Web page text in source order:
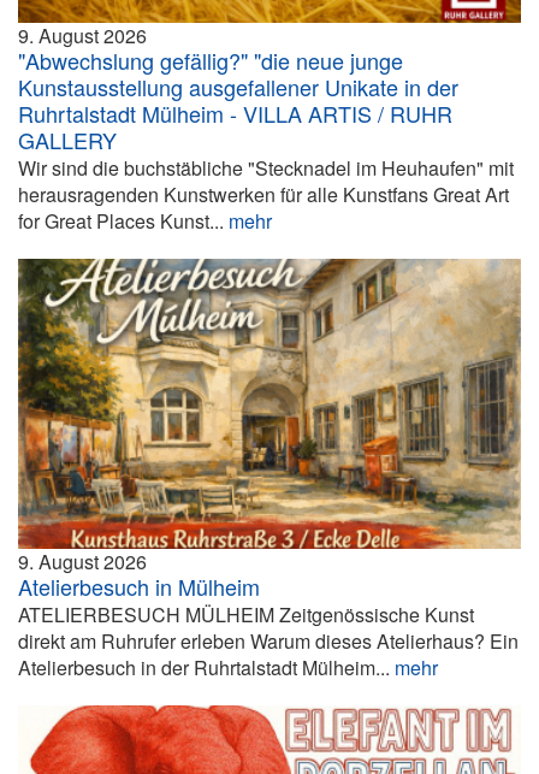
9. August 2026
"Abwechslung gefällig?" "die neue junge
Kunstausstellung ausgefallener Unikate in der
Ruhrtalstadt Mülheim - VILLA ARTIS / RUHR
GALLERY
Wir sind die buchstäbliche "Stecknadel im Heuhaufen" mit
herausragenden Kunstwerken für alle Kunstfans Great Art
for Great Places Kunst... mehr
9. August 2026
Atelierbesuch in Mülheim
ATELIERBESUCH MÜLHEIM Zeitgenössische Kunst
direkt am Ruhrufer erleben Warum dieses Atelierhaus? Ein
Atelierbesuch in der Ruhrtalstadt Mülheim... mehr